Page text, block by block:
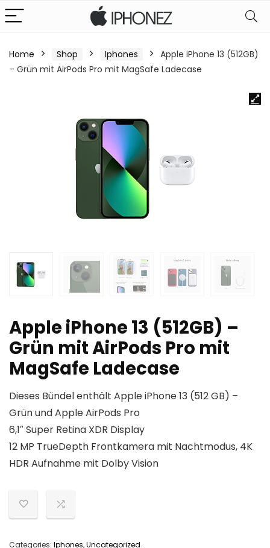
Home Shop Iphones
Apple iPhone 13 (512GB)
– Grün mit AirPods Pro mit MagSafe Ladecase
Apple iPhone 13 (512GB) –
Grün mit AirPods Pro mit
MagSafe Ladecase
Dieses Bündel enthält Apple iPhone 13 (512 GB) –
Grün und Apple AirPods Pro
6,1″ Super Retina XDR Display
12 MP TrueDepth Frontkamera mit Nachtmodus, 4K
HDR Aufnahme mit Dolby Vision
Categories: Iphones,Uncategorized